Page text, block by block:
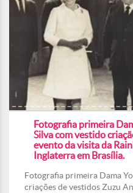
Fotografia primeira
Silva com vestido
evento da visita da
Inglaterra em Brasília.
Fotografia primeira Dama
criações de vestidos Zuzu